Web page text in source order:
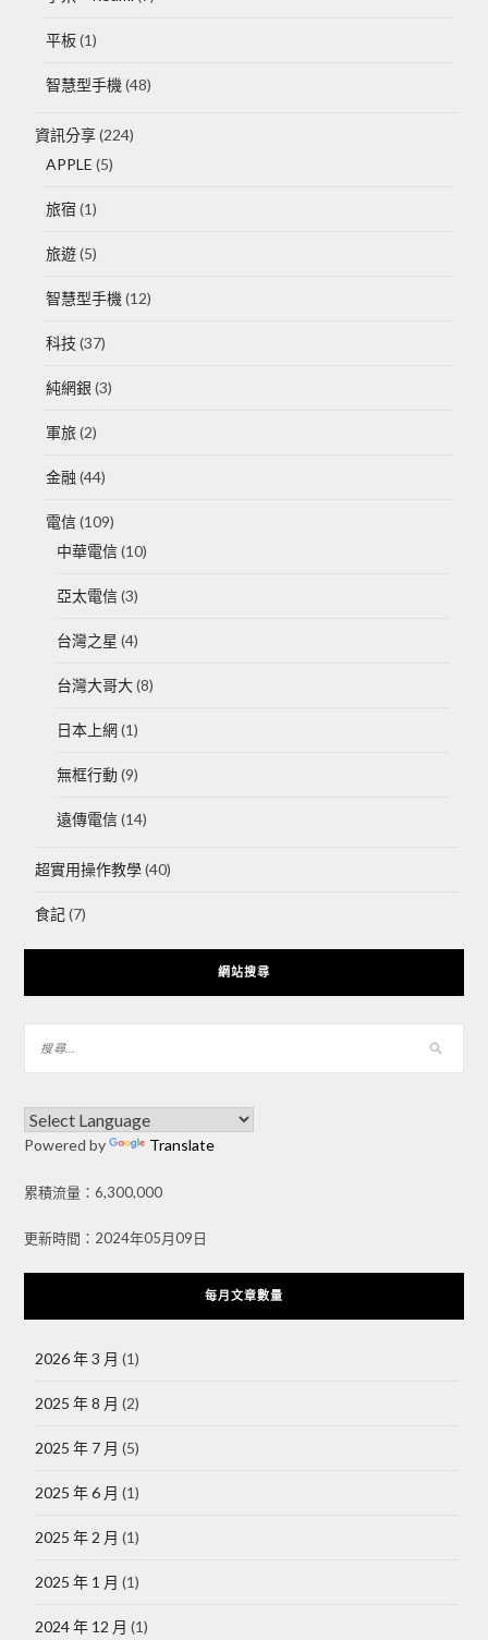
平板(1)
智慧型手機(48)
資訊分享(224)
APPLE (5)
旅宿 (1)
旅遊(5)
智慧型手機(12)
科技 (37)
純網銀 (3)
軍旅(2)
金融 (44)
電信(109)
中華電信(10)
亞太電信(3)
台灣之星 (4)
台灣大哥大(8)
日本上網 (1)
無框行動(9)
遠傳電信(14)
超實用操作教學(40)
食記(7)
網站搜尋
Powered by Translate
累積流量：6,300,000
更新時間：2024年05月09日
每月文章數量
2026 年 3 月 (1)
2025 年 8 月 (2)
2025 年 7 月 (5)
2025 年 6 月 (1)
2025 年 2 月 (1)
2025 年 1 月 (1)
2024 年 12 月 (1)